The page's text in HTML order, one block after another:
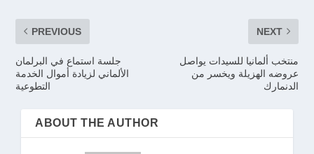
PREVIOUS
جلسة استماع في البرلمان
الألماني لزيادة أموال الخدمة
التطوعية
NEXT
منتخب ألمانيا للسيدات يواصل
عروضه الهزيلة ويخسر من
الدنمارك
ABOUT THE AUTHOR